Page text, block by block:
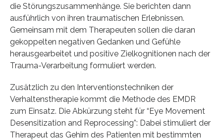
die Störungszusammenhänge. Sie berichten dann
ausführlich von ihren traumatischen Erlebnissen.
Gemeinsam mit dem Therapeuten sollen die daran
gekoppelten negativen Gedanken und Gefühle
herausgearbeitet und positive Zielkognitionen nach der
Trauma-Verarbeitung formuliert werden.
Zusätzlich zu den Interventionstechniken der
Verhaltenstherapie kommt die Methode des EMDR
zum Einsatz. Die Abkürzung steht für “Eye Movement
Desensitization and Reprocessing”: Dabei stimuliert der
Therapeut das Gehirn des Patienten mit bestimmten